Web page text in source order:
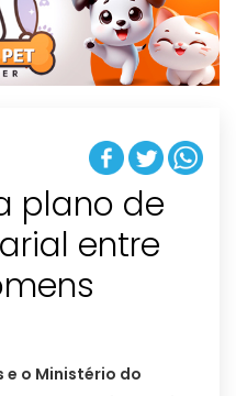
t
i
o
n
plano de
entre
e o Ministério do